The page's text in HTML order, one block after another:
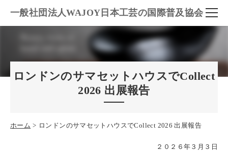
一般社団法人WAJOY日本工芸の国際普及協会
ロンドンのサマセットハウスでCollect
2026 出展報告
ホーム ロンドンのサマセットハウスでCollect 2026 出展報告
２０２６年３月３日